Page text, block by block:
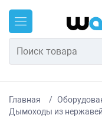
Главная
Дымоходы из